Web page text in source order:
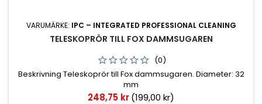
VARUMÄRKE: IPC – INTEGRATED PROFESSIONAL CLEANING
TELESKOPRÖR TILL FOX DAMMSUGAREN
(0)
Beskrivning Teleskoprör till Fox dammsugaren. Diameter: 32
mm
Pris
248,75 kr(199,00 kr)